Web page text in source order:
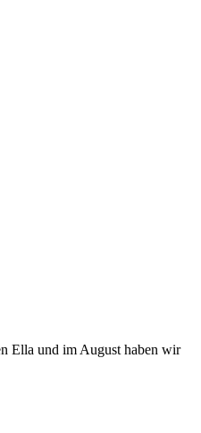
Ella und im August haben wir